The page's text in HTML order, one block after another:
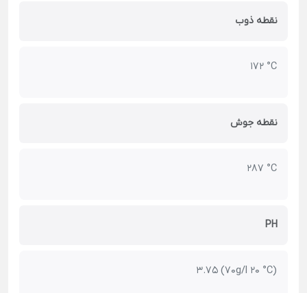
نقطه ذوب
172 °C
نقطه جوش
287 °C
PH
3.75 (70g/l 20 °C)